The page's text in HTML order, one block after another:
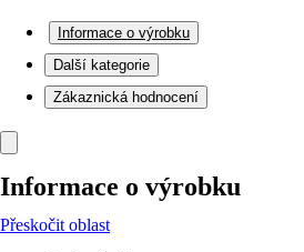
Informace o výrobku
Další kategorie
Zákaznická hodnocení
Informace o výrobku
Přeskočit oblast